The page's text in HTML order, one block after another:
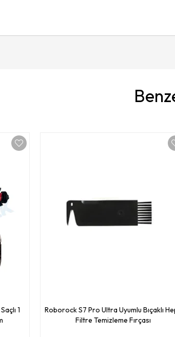
1
Roborock S7 Pro Ultra Uyumlu Bıçaklı
Filtre Temizleme Fırçası